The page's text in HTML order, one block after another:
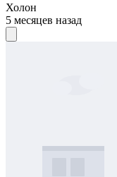
Холон
5 месяцев назад